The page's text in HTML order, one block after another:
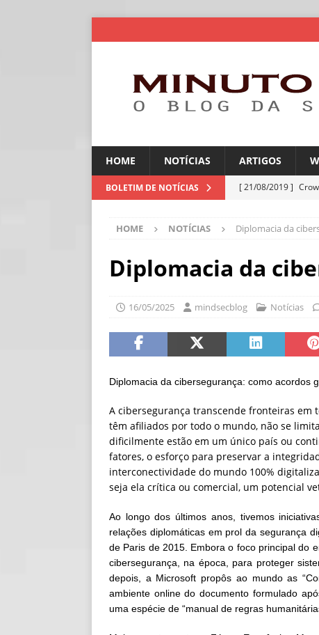
HOME NOTÍCIAS ARTIGOS
BOLETIM DE NOTÍCIAS [ 21/08/2019 ]
[ 06/08/2026 ]
industriais
IA
NOTÍCIAS
NOTÍCIAS
Sem
HOME NOTÍCIAS Diplomacia da
Diplomacia da
16/05/2025 mindsecblog Notícias
Diplomacia da cibersegurança: como acordos
A cibersegurança transcende fronteiras em
têm afiliados por todo o mundo, não se
dificilmente estão em um único país ou
fatores, o esforço para preservar a
interconectividade do mundo 100%
seja ela crítica ou comercial, um potencial
Ao longo dos últimos anos, tivemos
relações diplomáticas em prol da segurança
de Paris de 2015. Embora o foco principal do
cibersegurança, na época, para proteger
depois, a Microsoft propôs ao mundo as
ambiente online do documento formulado
uma espécie de “manual de regras